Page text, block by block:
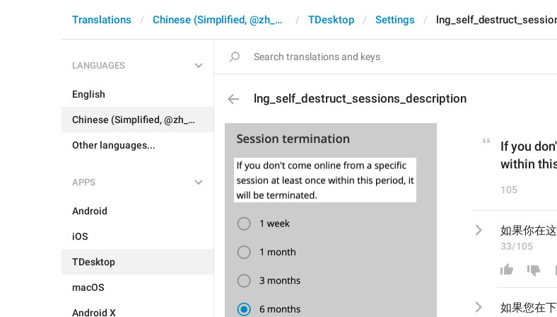
Translations Chinese (Simplified, @zh_CN) TDesktop Settings
LANGUAGES
English
Chinese (Simplified, @zh_CN)
Other languages...
APPS
Android
iOS
TDesktop
macOS
Android X
lng_self_destruct_sessions_description
If you
within
105
如果你在
33/105
如果您在